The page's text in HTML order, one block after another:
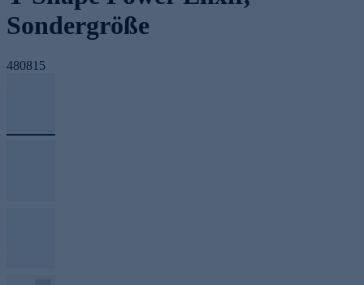
Sondergröße
480815